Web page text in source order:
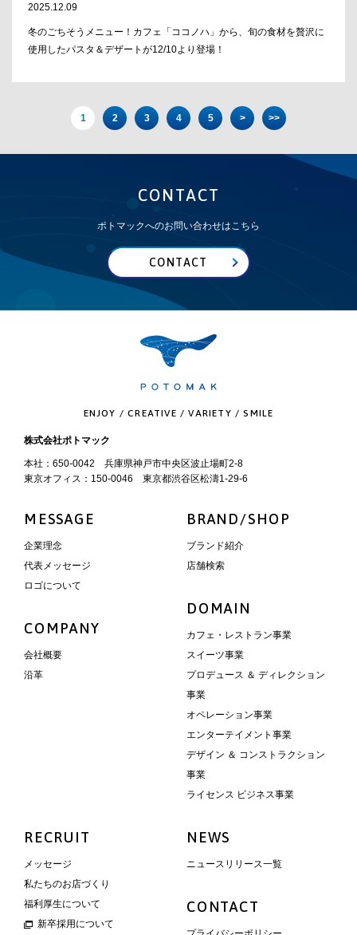
2025.12.09
冬のごちそうメニュー！カフェ「ココノハ」から、旬の食材を贅沢に
使用したパスタ＆デザートが12/10より登場！
1 2 3 4 5 > >>
CONTACT
ポトマックへのお問い合わせはこちら
CONTACT
ENJOY / CREATIVE / VARIETY / SMILE
株式会社ポトマック
本社：650-0042 兵庫県神戸市中央区波止場町2-8
東京オフィス：150-0046 東京都渋谷区松濤1-29-6
MESSAGE
企業理念
代表メッセージ
ロゴについて
COMPANY
会社概要
沿革
BRAND/SHOP
ブランド紹介
店舗検索
DOMAIN
カフェ・レストラン事業
スイーツ事業
プロデュース ＆ ディレクション
事業
オペレーション事業
エンターテイメント事業
デザイン ＆ コンストラクション
事業
ライセンス ビジネス事業
RECRUIT
メッセージ
私たちのお店づくり
福利厚生について
新卒採用について
NEWS
ニュースリリース一覧
CONTACT